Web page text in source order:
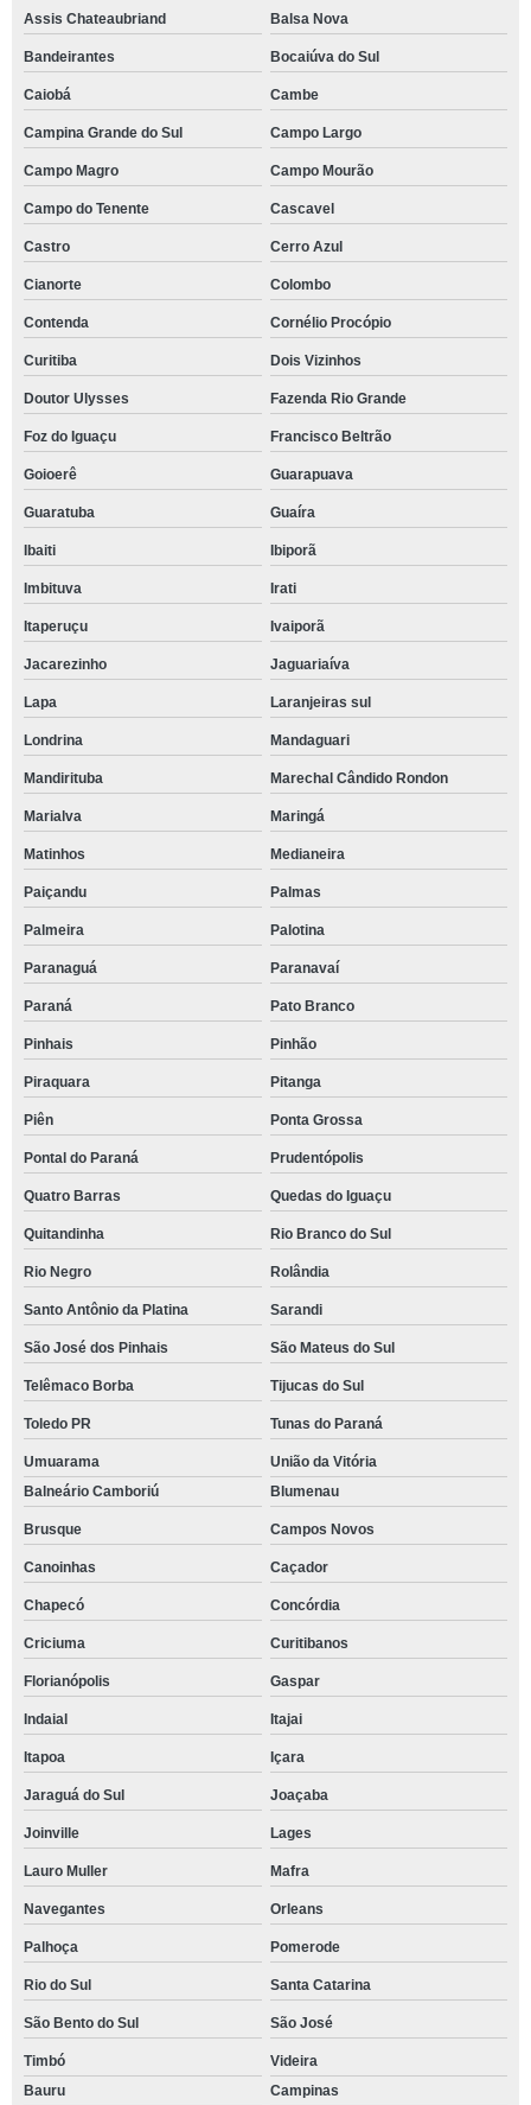
Assis Chateaubriand Balsa Nova
Bandeirantes Bocaiúva do Sul
Caiobá Cambe
Campina Grande do Sul Campo Largo
Campo Magro Campo Mourão
Campo do Tenente Cascavel
Castro Cerro Azul
Cianorte Colombo
Contenda Cornélio Procópio
Curitiba Dois Vizinhos
Doutor Ulysses Fazenda Rio Grande
Foz do Iguaçu Francisco Beltrão
Goioerê Guarapuava
Guaratuba Guaíra
Ibaiti Ibiporã
Imbituva Irati
Itaperuçu Ivaiporã
Jacarezinho Jaguariaíva
Lapa Laranjeiras sul
Londrina Mandaguari
Mandirituba Marechal Cândido Rondon
Marialva Maringá
Matinhos Medianeira
Paiçandu Palmas
Palmeira Palotina
Paranaguá Paranavaí
Paraná Pato Branco
Pinhais Pinhão
Piraquara Pitanga
Piên Ponta Grossa
Pontal do Paraná Prudentópolis
Quatro Barras Quedas do Iguaçu
Quitandinha Rio Branco do Sul
Rio Negro Rolândia
Santo Antônio da Platina Sarandi
São José dos Pinhais São Mateus do Sul
Telêmaco Borba Tijucas do Sul
Toledo PR Tunas do Paraná
Umuarama
União da Vitória
Balneário Camboriú
Blumenau
Brusque Campos Novos
Canoinhas Caçador
Chapecó Concórdia
Criciuma Curitibanos
Florianópolis Gaspar
Indaial Itajai
Itapoa Içara
Jaraguá do Sul Joaçaba
Joinville Lages
Lauro Muller Mafra
Navegantes Orleans
Palhoça Pomerode
Rio do Sul Santa Catarina
São Bento do Sul São José
Timbó
Videira
Bauru
Campinas